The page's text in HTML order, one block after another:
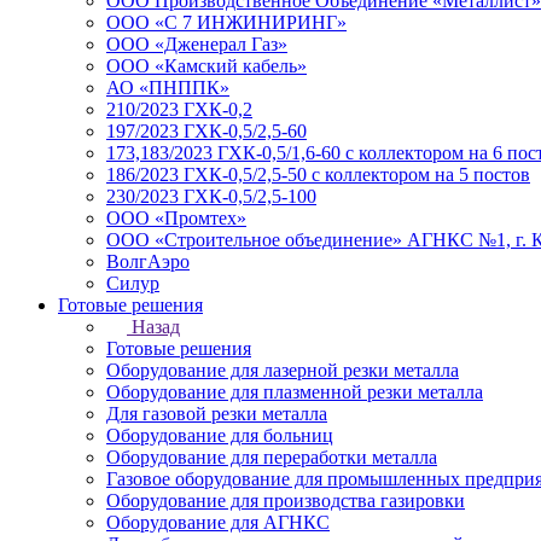
ООО «С 7 ИНЖИНИРИНГ»
ООО «Дженерал Газ»
ООО «Камский кабель»
АО «ПНППК»
210/2023 ГХК-0,2
197/2023 ГХК-0,5/2,5-60
173,183/2023 ГХК-0,5/1,6-60 с коллектором на 6
186/2023 ГХК-0,5/2,5-50 с коллектором на 5 постов
230/2023 ГХК-0,5/2,5-100
ООО «Промтех»
ООО «Строительное объединение» АГНКС №1, г.
ВолгАэро
Силур
Готовые решения
Назад
Готовые решения
Оборудование для лазерной резки металла
Оборудование для плазменной резки металла
Для газовой резки металла
Оборудование для больниц
Оборудование для переработки металла
Газовое оборудование для промышленных
Оборудование для производства газировки
Оборудование для АГНКС